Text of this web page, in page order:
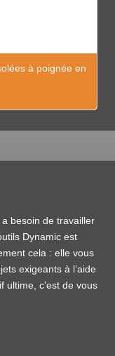
à poignée en
besoin de travailler
Dynamic est
cela : elle vous
exigeants à l’aide
ultime, c'est de vous